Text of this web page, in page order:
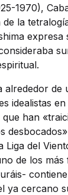
1970),
la
alrededor de
idealistas
han
Liga del
de los más
ya cercano